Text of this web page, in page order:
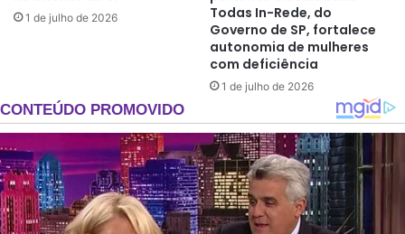
1 de julho de 2026
Todas In-Rede, do
Governo de SP, fortalece
autonomia de mulheres
com deficiência
1 de julho de 2026